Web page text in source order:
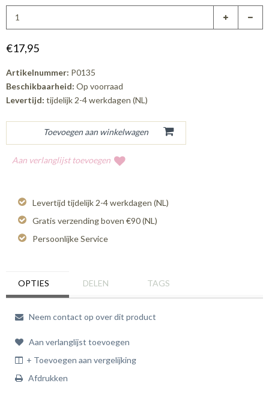
€17,95
Artikelnummer: P0135
Beschikbaarheid: Op voorraad
Levertijd: tijdelijk 2-4 werkdagen (NL)
Aan verlanglijst toevoegen
Levertijd tijdelijk 2-4 werkdagen (NL)
Gratis verzending boven €90 (NL)
Persoonlijke Service
OPTIES DELEN TAGS
Neem contact op over dit product
Aan verlanglijst toevoegen
+ Toevoegen aan vergelijking
Afdrukken